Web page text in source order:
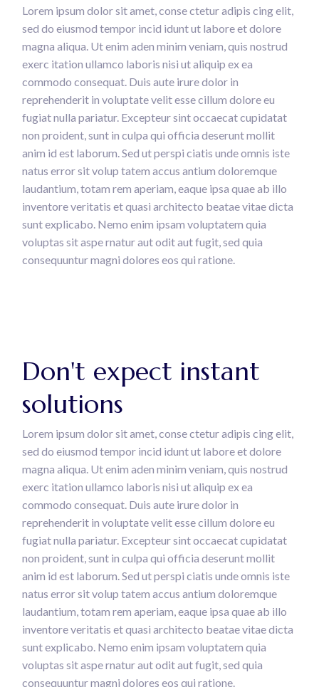
Lorem ipsum dolor sit amet, conse ctetur adipis cing elit,
sed do eiusmod tempor incid idunt ut labore et dolore
magna aliqua. Ut enim aden minim veniam, quis nostrud
exerc itation ullamco laboris nisi ut aliquip ex ea
commodo consequat. Duis aute irure dolor in
reprehenderit in voluptate velit esse cillum dolore eu
fugiat nulla pariatur. Excepteur sint occaecat cupidatat
non proident, sunt in culpa qui officia deserunt mollit
anim id est laborum. Sed ut perspi ciatis unde omnis iste
natus error sit volup tatem accus antium doloremque
laudantium, totam rem aperiam, eaque ipsa quae ab illo
inventore veritatis et quasi architecto beatae vitae dicta
sunt explicabo. Nemo enim ipsam voluptatem quia
voluptas sit aspe rnatur aut odit aut fugit, sed quia
consequuntur magni dolores eos qui ratione.
Don't expect instant
solutions
Lorem ipsum dolor sit amet, conse ctetur adipis cing elit,
sed do eiusmod tempor incid idunt ut labore et dolore
magna aliqua. Ut enim aden minim veniam, quis nostrud
exerc itation ullamco laboris nisi ut aliquip ex ea
commodo consequat. Duis aute irure dolor in
reprehenderit in voluptate velit esse cillum dolore eu
fugiat nulla pariatur. Excepteur sint occaecat cupidatat
non proident, sunt in culpa qui officia deserunt mollit
anim id est laborum. Sed ut perspi ciatis unde omnis iste
natus error sit volup tatem accus antium doloremque
laudantium, totam rem aperiam, eaque ipsa quae ab illo
inventore veritatis et quasi architecto beatae vitae dicta
sunt explicabo. Nemo enim ipsam voluptatem quia
voluptas sit aspe rnatur aut odit aut fugit, sed quia
consequuntur magni dolores eos qui ratione.